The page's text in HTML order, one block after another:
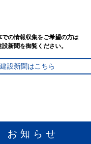
お 知 ら せ
での情報収集をご希望の方は
設新聞を御覧ください。
建設新聞はこちら